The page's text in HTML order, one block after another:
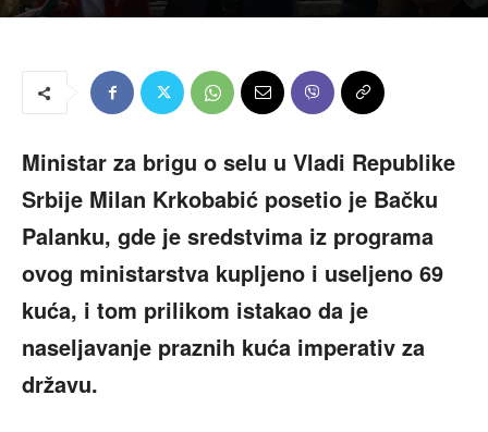
Ministar za brigu o selu u Vladi Republike
Srbije Milan Krkobabić posetio je Bačku
Palanku, gde je sredstvima iz programa
ovog ministarstva kupljeno i useljeno 69
kuća, i tom prilikom istakao da je
naseljavanje praznih kuća imperativ za
državu.